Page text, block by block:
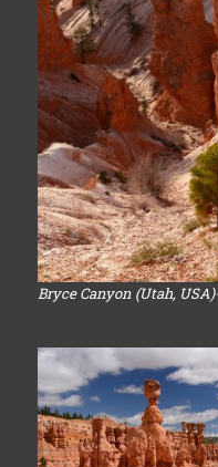
Bryce Canyon (Utah,